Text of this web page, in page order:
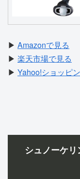
▶ Amazonで見る
▶ 楽天市場で見る
▶ Yahoo!ショッピ
シュノーケ